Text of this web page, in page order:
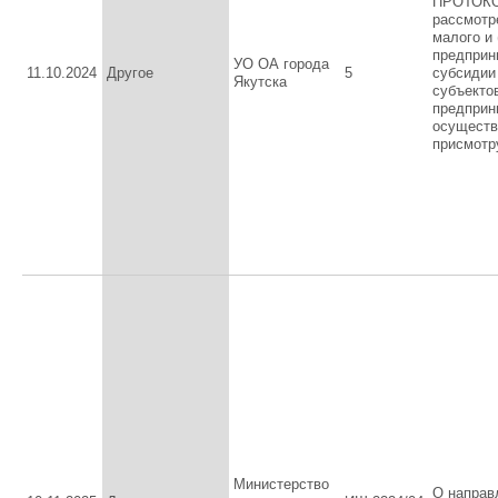
11.10.2024 Другое
УО ОА города
Якутска
5
малого и
Министерство
О